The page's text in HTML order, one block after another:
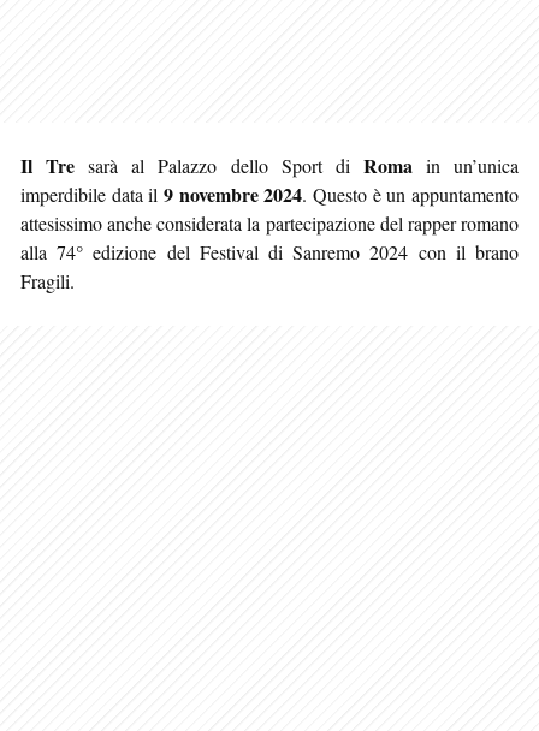
Il Tre sarà al Palazzo dello Sport di Roma in un’unica
imperdibile data il 9 novembre 2024. Questo è un appuntamento
attesissimo anche considerata la partecipazione del rapper romano
alla 74° edizione del Festival di Sanremo 2024 con il brano
Fragili.